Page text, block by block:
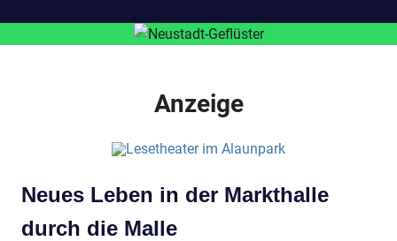
Anzeige
Neues Leben in der Markthalle
durch die Malle